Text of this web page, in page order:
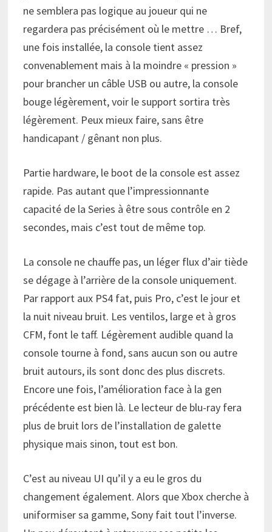
ne semblera pas logique au joueur qui ne
regardera pas précisément où le mettre … Bref,
une fois installée, la console tient assez
convenablement mais à la moindre « pression »
pour brancher un câble USB ou autre, la console
bouge légèrement, voir le support sortira très
légèrement. Peux mieux faire, sans être
handicapant / gênant non plus.
Partie hardware, le boot de la console est assez
rapide. Pas autant que l’impressionnante
capacité de la Series à être sous contrôle en 2
secondes, mais c’est tout de même top.
La console ne chauffe pas, un léger flux d’air tiède
se dégage à l’arrière de la console uniquement.
Par rapport aux PS4 fat, puis Pro, c’est le jour et
la nuit niveau bruit. Les ventilos, large et à gros
CFM, font le taff. Légèrement audible quand la
console tourne à fond, sans aucun son ou autre
bruit autours, ils sont donc des plus discrets.
Encore une fois, l’amélioration face à la gen
précédente est bien là. Le lecteur de blu-ray fera
plus de bruit lors de l’installation de galette
physique mais sinon, tout est bon.
C’est au niveau UI qu’il y a eu le gros du
changement également. Alors que Xbox cherche à
uniformiser sa gamme, Sony fait tout l’inverse.